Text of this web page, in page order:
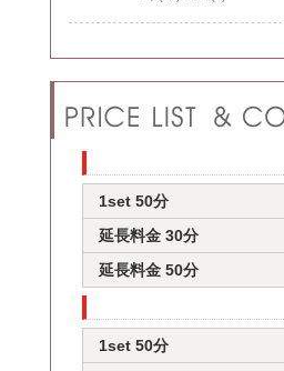
1set 50分
延長料金 30分
延長料金 50分
1set 50分